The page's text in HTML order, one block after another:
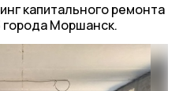
капитального ремонта
Моршанск.